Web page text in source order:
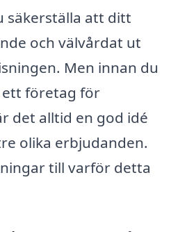
säkerställa att ditt
och välvårdat ut
Men innan du
företag för
det alltid en god idé
olika erbjudanden.
till varför detta